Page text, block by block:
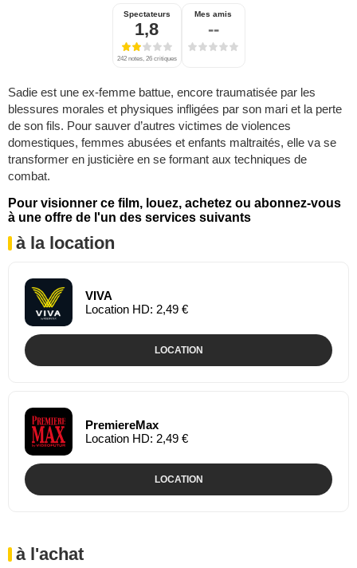
Spectateurs
1,8
242 notes, 26 critiques
Mes amis
--
Sadie est une ex-femme battue, encore traumatisée par les
blessures morales et physiques infligées par son mari et la perte
de son fils. Pour sauver d’autres victimes de violences
domestiques, femmes abusées et enfants maltraités, elle va se
transformer en justicière en se formant aux techniques de
combat.
Pour visionner ce film, louez, achetez ou abonnez-vous
à une offre de l'un des services suivants
à la location
VIVA
Location HD: 2,49 €
LOCATION
PremiereMax
Location HD: 2,49 €
LOCATION
à l'achat